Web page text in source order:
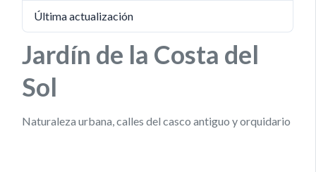
Última actualización
Jardín de la Costa del
Sol
Naturaleza urbana, calles del casco antiguo y orquidario